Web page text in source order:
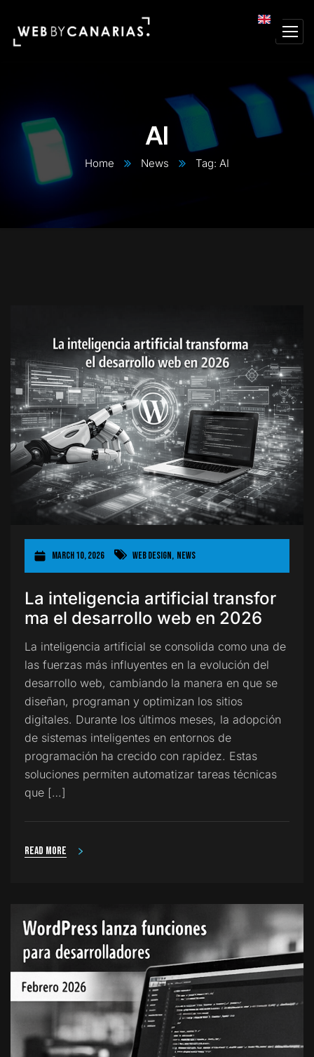
AI
Home News Tag: AI
March 10, 2026 Web Design, News
La inteligencia artificial transfor
ma el desarrollo web en 2026
La inteligencia artificial se consolida como una de
las fuerzas más influyentes en la evolución del
desarrollo web, cambiando la manera en que se
diseñan, programan y optimizan los sitios
digitales. Durante los últimos meses, la adopción
de sistemas inteligentes en entornos de
programación ha crecido con rapidez. Estas
soluciones permiten automatizar tareas técnicas
que […]
Read more